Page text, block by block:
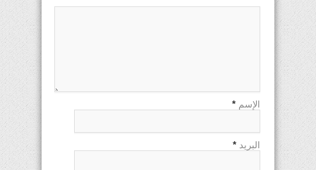
الإسم *
البريد *